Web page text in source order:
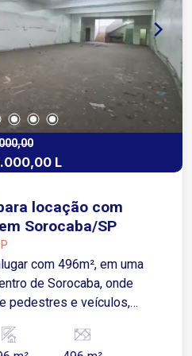
L
locação com
Sorocaba/SP
com 496m², em uma
de Sorocaba, onde
pedestres e veículos,
grande